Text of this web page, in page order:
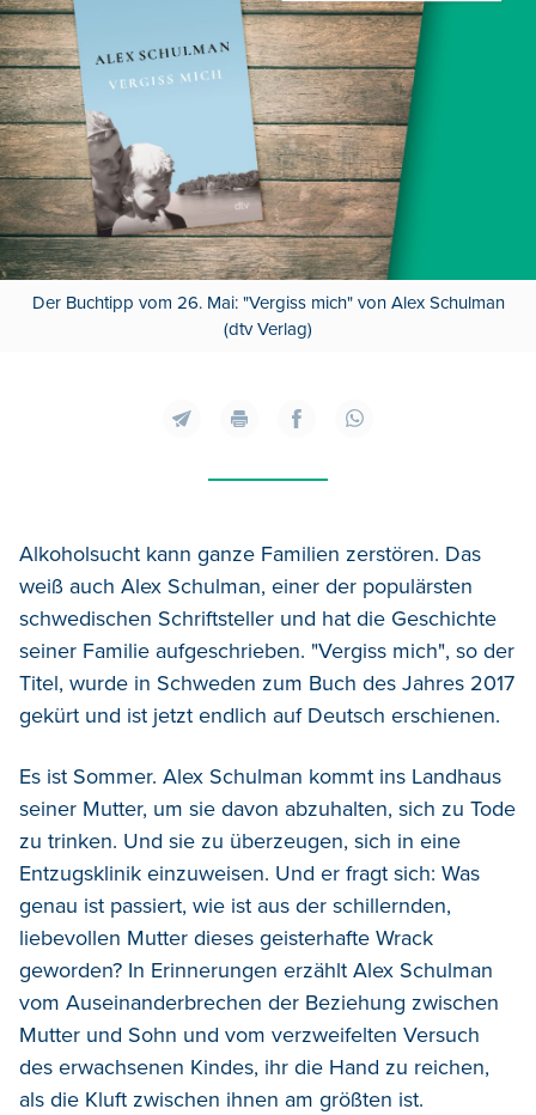
Der Buchtipp vom 26. Mai: "Vergiss mich" von Alex Schulman
(dtv Verlag)
Alkoholsucht kann ganze Familien zerstören. Das
weiß auch Alex Schulman, einer der populärsten
schwedischen Schriftsteller und hat die Geschichte
seiner Familie aufgeschrieben. "Vergiss mich", so der
Titel, wurde in Schweden zum Buch des Jahres 2017
gekürt und ist jetzt endlich auf Deutsch erschienen.
Es ist Sommer. Alex Schulman kommt ins Landhaus
seiner Mutter, um sie davon abzuhalten, sich zu Tode
zu trinken. Und sie zu überzeugen, sich in eine
Entzugsklinik einzuweisen. Und er fragt sich: Was
genau ist passiert, wie ist aus der schillernden,
liebevollen Mutter dieses geisterhafte Wrack
geworden? In Erinnerungen erzählt Alex Schulman
vom Auseinanderbrechen der Beziehung zwischen
Mutter und Sohn und vom verzweifelten Versuch
des erwachsenen Kindes, ihr die Hand zu reichen,
als die Kluft zwischen ihnen am größten ist.